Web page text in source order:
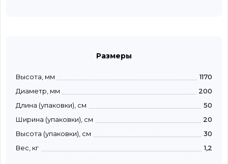
Размеры
Высота, мм
1170
Диаметр, мм
200
Длина (упаковки), см
50
Ширина (упаковки), см
20
Высота (упаковки), см
30
Вес, кг
1,2